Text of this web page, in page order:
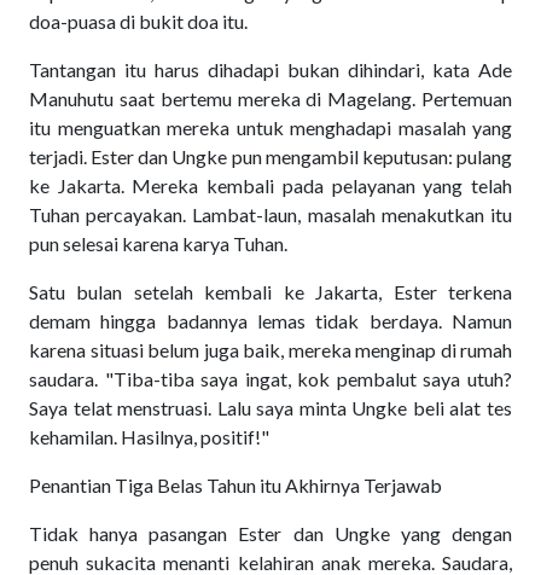
doa-puasa di bukit doa itu.
Tantangan itu harus dihadapi bukan dihindari, kata Ade
Manuhutu saat bertemu mereka di Magelang. Pertemuan
itu menguatkan mereka untuk menghadapi masalah yang
terjadi. Ester dan Ungke pun mengambil keputusan: pulang
ke Jakarta. Mereka kembali pada pelayanan yang telah
Tuhan percayakan. Lambat-laun, masalah menakutkan itu
pun selesai karena karya Tuhan.
Satu bulan setelah kembali ke Jakarta, Ester terkena
demam hingga badannya lemas tidak berdaya. Namun
karena situasi belum juga baik, mereka menginap di rumah
saudara. "Tiba-tiba saya ingat, kok pembalut saya utuh?
Saya telat menstruasi. Lalu saya minta Ungke beli alat tes
kehamilan. Hasilnya, positif!"
Penantian Tiga Belas Tahun itu Akhirnya Terjawab
Tidak hanya pasangan Ester dan Ungke yang dengan
penuh sukacita menanti kelahiran anak mereka. Saudara,